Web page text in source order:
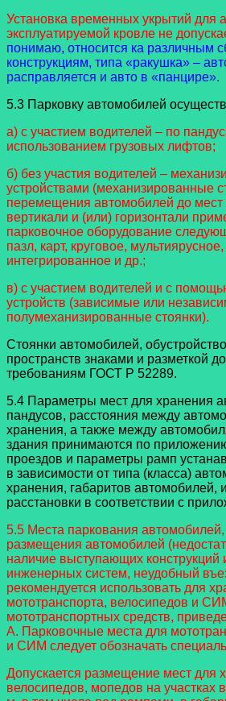
Установка временных укрытий для
эксплуатируемой кровле не
понимаю, относится ка различным
конструкциям, типа «ракушка» –
расправляется и авто в «панцире».
5.3 Парковку автомобилей
а) с участием водителей – по
использованием грузовых лифтов;
б) без участия водителей –
устройствами (механизированные
перемещения автомобилей до мест
вертикали и (или) горизонтали
парковочное оборудование
пазл, карт, круговое,
интегрированное и др.;
в) с участием водителей и с
устройств (зависимые или
полумеханизированные стоянки).
Стоянки автомобилей,
пространств знаками и разметкой
требованиям ГОСТ Р 52289.
5.4 Параметры мест для хранения
пандусов, расстояния между
хранения, а также между
здания принимаются по
проездов и параметры рамп
в зависимости от типа (класса)
хранения, габаритов автомобилей,
расстановки в соответствии с
5.5 Места паркования
размещения автомобилей
наличие выступающих конструкций
инженерных систем, неудобный
рекомендуется использовать для
мототранспорта, велосипедов и
мототранспортных средств,
А. Парковочные места для
и СИМ следует обозначать
Допускается размещение мест для
велосипедов, мопедов на участках